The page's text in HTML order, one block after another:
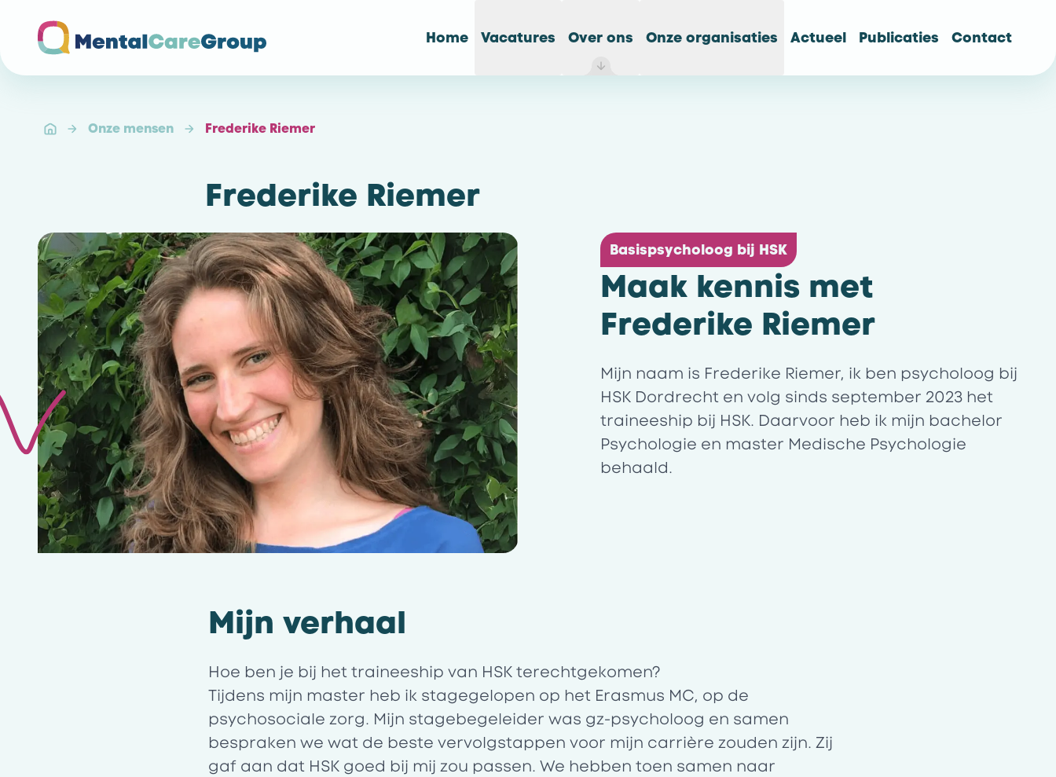
Home Vacatures Over ons Onze organisaties Actueel Publicaties Contact
Onze mensen Frederike Riemer
Frederike Riemer
Maak kennis met
Frederike Riemer
Basispsycholoog bij HSK
Mijn naam is Frederike Riemer, ik ben psycholoog bij
HSK Dordrecht en volg sinds september 2023 het
traineeship bij HSK. Daarvoor heb ik mijn bachelor
Psychologie en master Medische Psychologie
behaald.
Mijn verhaal
Hoe ben je bij het traineeship van HSK terechtgekomen?
Tijdens mijn master heb ik stagegelopen op het Erasmus MC, op de
psychosociale zorg. Mijn stagebegeleider was gz-psycholoog en samen
bespraken we wat de beste vervolgstappen voor mijn carrière zouden zijn. Zij
gaf aan dat HSK goed bij mij zou passen. We hebben toen samen naar